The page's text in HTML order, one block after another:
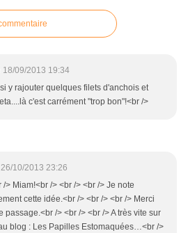
18/09/2013 19:34
y rajouter quelques filets d'anchois et
c'est carrément "trop bon"!<br />
26/10/2013 23:26
/> Miam!<br /> <br /> <br /> Je note
cette idée.<br /> <br /> <br /> Merci
passage.<br /> <br /> <br /> A très vite sur
blog : Les Papilles Estomaquées…<br />